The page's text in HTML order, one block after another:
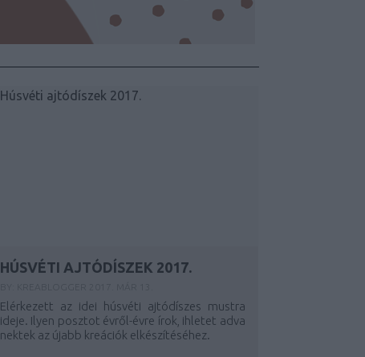
HÚSVÉTI AJTÓDÍSZEK 2017.
Elérkezett az idei húsvéti ajtódíszes mustra
ideje. Ilyen posztot évről-évre írok, ihletet adva
nektek az újabb kreációk elkészítéséhez.